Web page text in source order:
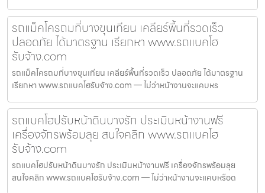
รถแม็คโครถมที่บางขุนเทียน เคลียร์พื้นที่รวดเร็ว
ปลอดภัย ได้มาตรฐาน เรียกหา www.รถแบคโฮ
รับจ้าง.com
รถแม็คโครถมที่บางขุนเทียน เคลียร์พื้นที่รวดเร็ว ปลอดภัย ได้มาตรฐาน
เรียกหา www.รถแบคโฮรับจ้าง.com — ไม่ว่าหน้างานจะแคบหร
รถแบคโฮปรับหน้าดินบางรัก ประเมินหน้างานฟรี
เครื่องจักรพร้อมลุย สนใจคลิก www.รถแบคโฮ
รับจ้าง.com
รถแบคโฮปรับหน้าดินบางรัก ประเมินหน้างานฟรี เครื่องจักรพร้อมลุย
สนใจคลิก www.รถแบคโฮรับจ้าง.com — ไม่ว่าหน้างานจะแคบหรือด